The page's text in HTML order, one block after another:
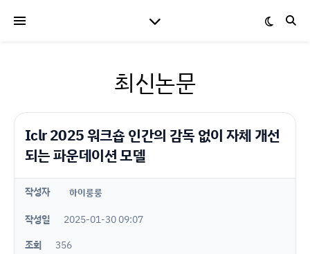
최신논문
Iclr 2025 워크숍 인간의 감독 없이 자체 개선
되는 파운데이션 모델
작성자 하이룽룽
작성일
2025-01-30 09:07
조회
356